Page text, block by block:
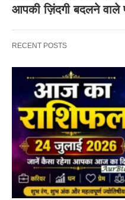
आपकी ज़िंदगी बदलने वाले
RECENT POSTS